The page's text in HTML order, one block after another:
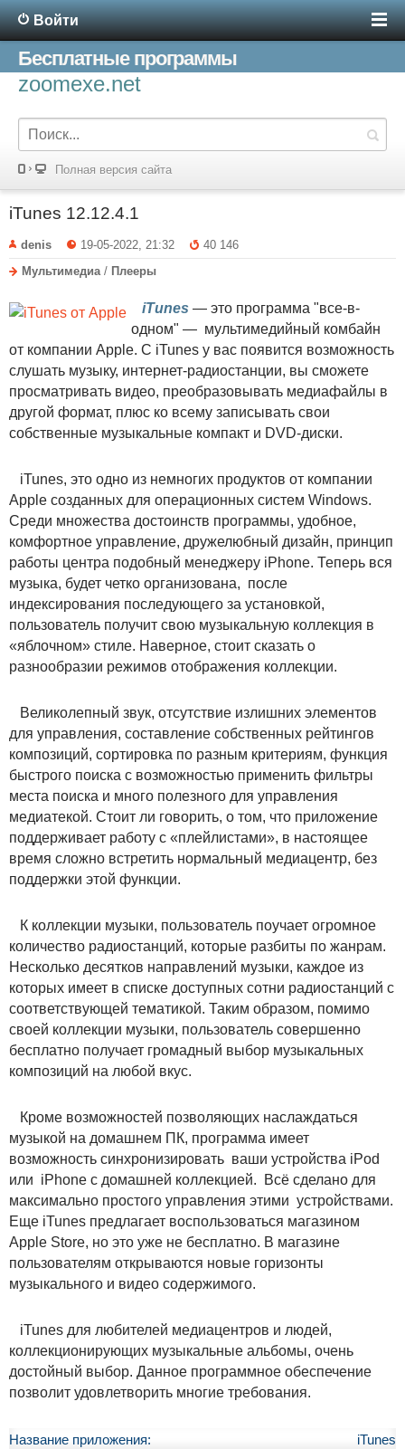
Войти
Бесплатные программы
zoomexe.net
Полная версия сайта
iTunes 12.12.4.1
denis 19-05-2022, 21:32
40 146
Мультимедиа / Плееры
iTunes — это программа "все-в-
одном" — мультимедийный комбайн
от компании Apple. С iTunes у вас появится возможность
слушать музыку, интернет-радиостанции, вы сможете
просматривать видео, преобразовывать медиафайлы в
другой формат, плюс ко всему записывать свои
собственные музыкальные компакт и DVD-диски.
iTunes, это одно из немногих продуктов от компании
Apple созданных для операционных систем Windows.
Среди множества достоинств программы, удобное,
комфортное управление, дружелюбный дизайн, принцип
работы центра подобный менеджеру iPhone. Теперь вся
музыка, будет четко организована, после
индексирования последующего за установкой,
пользователь получит свою музыкальную коллекция в
«яблочном» стиле. Наверное, стоит сказать о
разнообразии режимов отображения коллекции.
Великолепный звук, отсутствие излишних элементов
для управления, составление собственных рейтингов
композиций, сортировка по разным критериям, функция
быстрого поиска с возможностью применить фильтры
места поиска и много полезного для управления
медиатекой. Стоит ли говорить, о том, что приложение
поддерживает работу с «плейлистами», в настоящее
время сложно встретить нормальный медиацентр, без
поддержки этой функции.
К коллекции музыки, пользователь поучает огромное
количество радиостанций, которые разбиты по жанрам.
Несколько десятков направлений музыки, каждое из
которых имеет в списке доступных сотни радиостанций с
соответствующей тематикой. Таким образом, помимо
своей коллекции музыки, пользователь совершенно
бесплатно получает громадный выбор музыкальных
композиций на любой вкус.
Кроме возможностей позволяющих наслаждаться
музыкой на домашнем ПК, программа имеет
возможность синхронизировать ваши устройства iPod
или iPhone с домашней коллекцией. Всё сделано для
максимально простого управления этими устройствами.
Еще iTunes предлагает воспользоваться магазином
Apple Store, но это уже не бесплатно. В магазине
пользователям открываются новые горизонты
музыкального и видео содержимого.
iTunes для любителей медиацентров и людей,
коллекционирующих музыкальные альбомы, очень
достойный выбор. Данное программное обеспечение
позволит удовлетворить многие требования.
Название приложения:
iTunes